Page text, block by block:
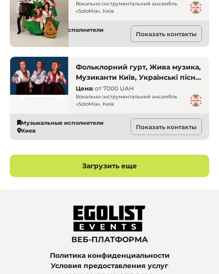
Вокально-інструментальний ансамбль
«SoloMia», Київ
Музыкальные исполнители
Киев
Показать контакты
Фольклорний гурт, Жива музика,
Музиканти Київ, Українські пісні,
Вокальний ансамбль, Професійні
співачки, Народні пісні
Цена: от 7000 UAH
Вокально-інструментальний ансамбль
«SoloMia», Київ
Музыкальные исполнители
Киев
Показать контакты
Загрузить еще
ВЕБ-ПЛАТФОРМА
Политика конфиденциальности
Условия предоставления услуг